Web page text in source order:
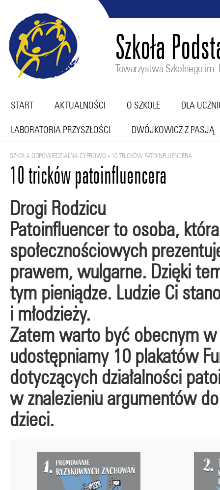
Szkoła
Towarzystwa Szkolnego im.
START AKTUALNOŚCI O SZKOLE DLA
LABORATORIA PRZYSZŁOŚCI DWÓJKOWICZ Z PASJĄ
10 tricków patoinfluencera
SZKOŁA ODPOWIEDZIALNA CYFROWO » 10 TRICKÓW PATOINFLUENCERA
Drogi Rodzicu
Patoinfluencer to osoba,
społecznościowych
prawem, wulgarne. Dzięki
tym pieniądze. Ludzie Ci
i młodzieży.
Zatem warto być obecnym
udostępniamy 10 plakatów
dotyczących działalności
w znalezieniu argumentów
dzieci.